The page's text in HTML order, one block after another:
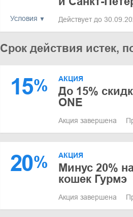
Условия Действует до
Срок действия истек,
15% АКЦИЯ
До 15%
ONE
Акция завершена
20% АКЦИЯ
Минус 20%
кошек Гурмэ
Акция завершена